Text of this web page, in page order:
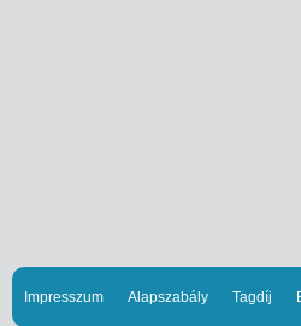
Impresszum Alapszabály Tagdíj